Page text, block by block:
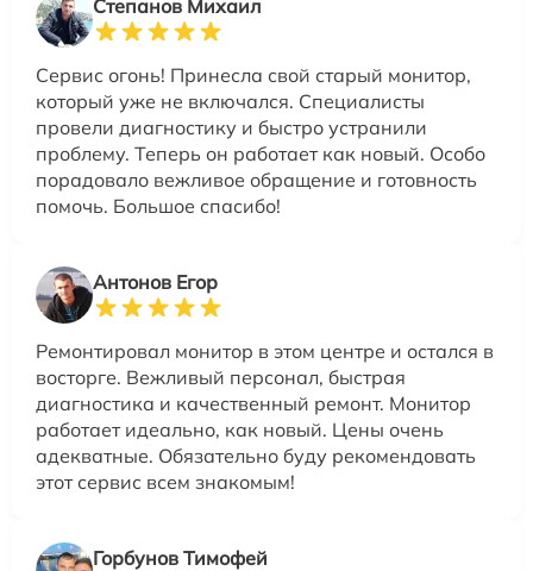
Степанов Михаил
Сервис огонь! Принесла свой старый монитор,
который уже не включался. Специалисты
провели диагностику и быстро устранили
проблему. Теперь он работает как новый. Особо
порадовало вежливое обращение и готовность
помочь. Большое спасибо!
Антонов Егор
Ремонтировал монитор в этом центре и остался в
восторге. Вежливый персонал, быстрая
диагностика и качественный ремонт. Монитор
работает идеально, как новый. Цены очень
адекватные. Обязательно буду рекомендовать
этот сервис всем знакомым!
Горбунов Тимофей